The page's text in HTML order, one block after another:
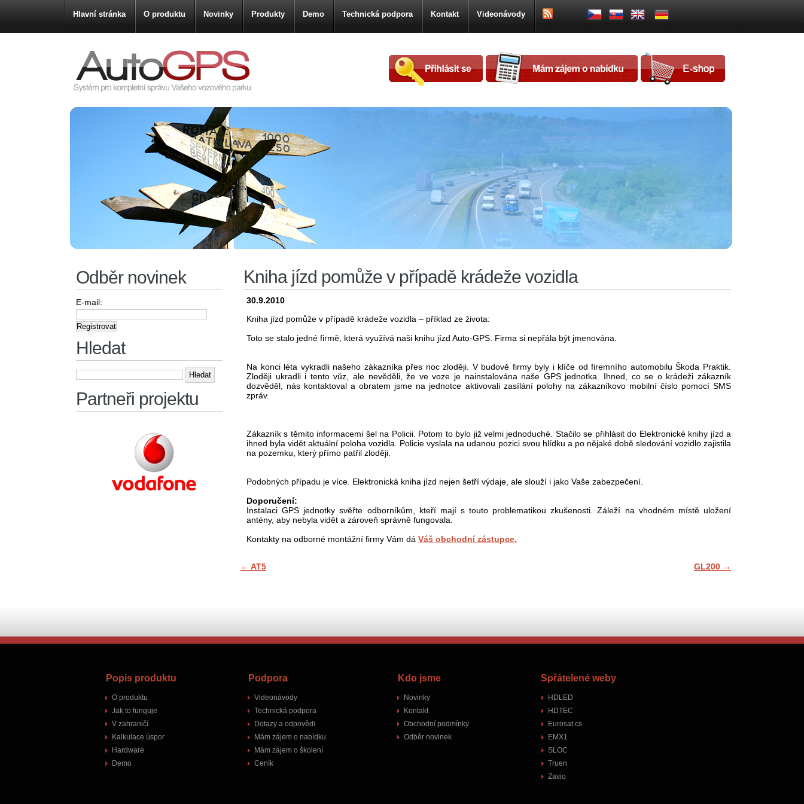
Hlavní stránka O produktu Novinky Produkty Demo Technická podpora Kontakt Videonávody
Odběr novinek
E-mail:
Hledat
Vyhledávání
Partneři projektu
Kniha jízd pomůže v případě krádeže vozidla
30.9.2010
Kniha jízd pomůže v případě krádeže vozidla – příklad ze života:
Toto se stalo jedné firmě, která využívá naši knihu jízd Auto-GPS. Firma si nepřála být jmenována.
Na konci léta vykradli našeho zákazníka přes noc zloději. V budově firmy byly i klíče od firemního automobilu Škoda Praktik.
Zloději ukradli i tento vůz, ale nevěděli, že ve voze je nainstalována naše GPS jednotka. Ihned, co se o krádeži zákazník
dozvěděl, nás kontaktoval a obratem jsme na jednotce aktivovali zasílání polohy na zákazníkovo mobilní číslo pomocí SMS
zpráv.
Zákazník s těmito informacemi šel na Policii. Potom to bylo již velmi jednoduché. Stačilo se přihlásit do Elektronické knihy jízd a
ihned byla vidět aktuální poloha vozidla. Policie vyslala na udanou pozici svou hlídku a po nějaké době sledování vozidlo zajistila
na pozemku, který přímo patřil zloději.
Podobných případu je více. Elektronická kniha jízd nejen šetří výdaje, ale slouží i jako Vaše zabezpečení.
Doporučení:
Instalaci GPS jednotky svěřte odborníkům, kteří mají s touto problematikou zkušenosti. Záleží na vhodném místě uložení
antény, aby nebyla vidět a zároveň správně fungovala.
Kontakty na odborné montážní firmy Vám dá Váš obchodní zástupce.
← AT5 GL200 →
Popis produktu
O produktu
Jak to funguje
V zahraničí
Kalkulace úspor
Hardware
Demo
Podpora
Videonávody
Technická podpora
Dotazy a odpovědi
Mám zájem o nabídku
Mám zájem o školení
Ceník
Kdo jsme
Novinky
Kontakt
Obchodní podmínky
Odběr novinek
Spřátelené weby
HDLED
HDTEC
Eurosat cs
EMX1
SLOC
Truen
Zavio